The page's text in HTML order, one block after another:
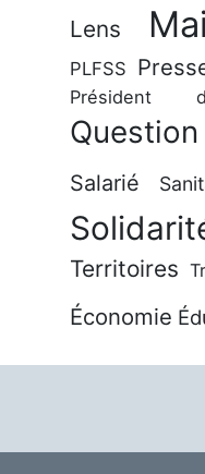
Lens
PLFSS
Président
Question
Salarié
Territoires
Économie